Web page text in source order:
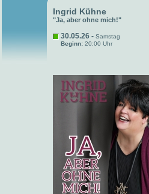
Ingrid Kühne
"Ja, aber ohne mich!"
30.05.26 - Samstag
Beginn: 20:00 Uhr